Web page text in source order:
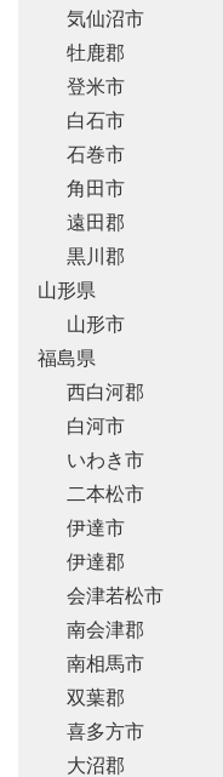
気仙沼市
牡鹿郡
登米市
白石市
石巻市
角田市
遠田郡
黒川郡
山形県
山形市
福島県
西白河郡
白河市
いわき市
二本松市
伊達市
伊達郡
会津若松市
南会津郡
南相馬市
双葉郡
喜多方市
大沼郡